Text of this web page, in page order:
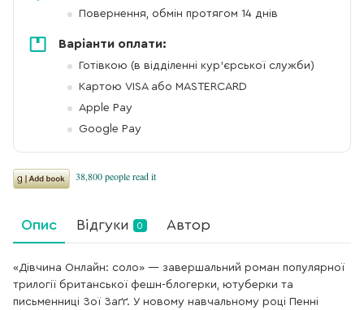
Повернення, обмін протягом 14 днів
Варіанти оплати:
Готівкою (в відділенні кур'єрської служби)
Картою VISA або MASTERCARD
Apple Pay
Google Pay
Опис Відгуки 0 Автор
«Дівчина Онлайн: соло» — завершальний роман популярної
трилогії британської фешн-блогерки, ютуберки та
письменниці Зої Заґґ. У новому навчальному році Пенні